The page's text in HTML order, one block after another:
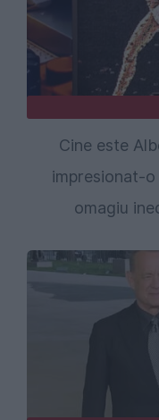
Cine este
impresionat-o
omagiu